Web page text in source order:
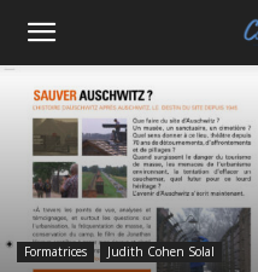
Formatrices Judith Cohen Solal